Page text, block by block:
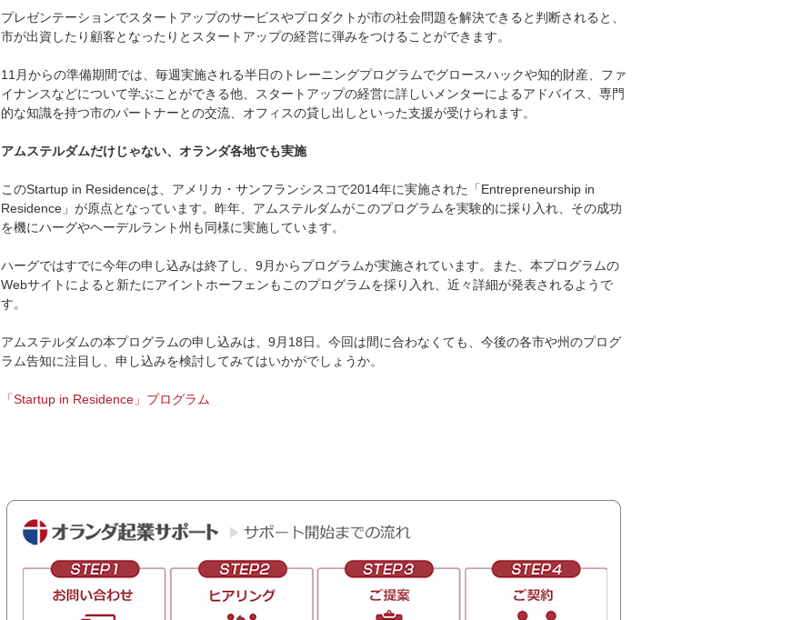
プレゼンテーションでスタートアップのサービスやプロダクトが市の社会問題を解決できると判断されると、
市が出資したり顧客となったりとスタートアップの経営に弾みをつけることができます。
11月からの準備期間では、毎週実施される半日のトレーニングプログラムでグロースハックや知的財産、ファ
イナンスなどについて学ぶことができる他、スタートアップの経営に詳しいメンターによるアドバイス、専門
的な知識を持つ市のパートナーとの交流、オフィスの貸し出しといった支援が受けられます。
アムステルダムだけじゃない、オランダ各地でも実施
このStartup in Residenceは、アメリカ・サンフランシスコで2014年に実施された「Entrepreneurship in
Residence」が原点となっています。昨年、アムステルダムがこのプログラムを実験的に採り入れ、その成功
を機にハーグやヘーデルラント州も同様に実施しています。
ハーグではすでに今年の申し込みは終了し、9月からプログラムが実施されています。また、本プログラムの
Webサイトによると新たにアイントホーフェンもこのプログラムを採り入れ、近々詳細が発表されるようで
す。
アムステルダムの本プログラムの申し込みは、9月18日。今回は間に合わなくても、今後の各市や州のプログ
ラム告知に注目し、申し込みを検討してみてはいかがでしょうか。
「Startup in Residence」プログラム